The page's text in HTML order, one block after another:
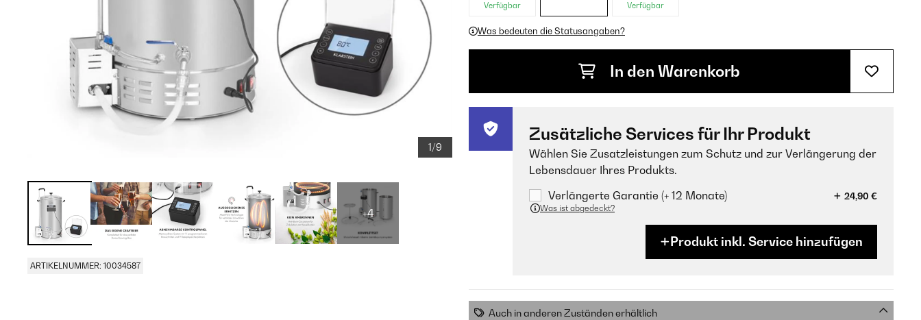
1/9
+4
ARTIKELNUMMER: 10034587
Verfügbar Verfügbar
Was bedeuten die Statusangaben?
In den Warenkorb
Zusätzliche Services für Ihr Produkt
Wählen Sie Zusatzleistungen zum Schutz und zur Verlängerung der
Lebensdauer Ihres Produkts.
Verlängerte Garantie (+ 12 Monate)
24,90 €
Was ist abgedeckt?
Produkt inkl. Service hinzufügen
Auch in anderen Zuständen erhältlich